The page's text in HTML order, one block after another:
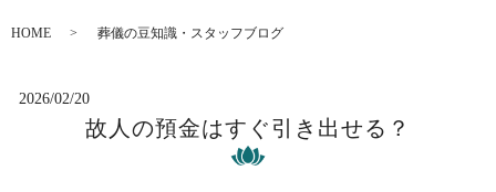
HOME 葬儀の豆知識・スタッフブログ
2026/02/20
故人の預金はすぐ引き出せる？